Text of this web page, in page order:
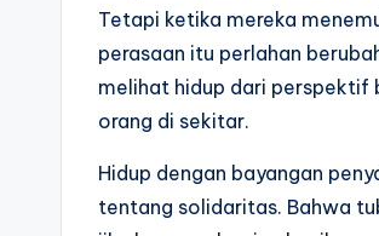
Tetapi ketika mereka
perasaan itu perlahan
melihat hidup dari perspektif
orang di sekitar.
Hidup dengan bayangan
tentang solidaritas. Bahwa